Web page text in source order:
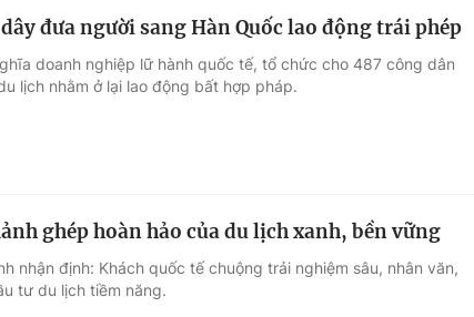
lịch
đẹp
lượng cuộc sống
Tuyển sinh
Học trực tuyến
đưa người sang Hàn Quốc lao động trái phép
doanh nghiệp lữ hành quốc tế, tổ chức cho 487 công dân
lịch nhằm ở lại lao động bất hợp pháp.
ghép hoàn hảo của du lịch xanh, bền vững
nhận định: Khách quốc tế chuộng trải nghiệm sâu, nhân văn,
tư du lịch tiềm năng.